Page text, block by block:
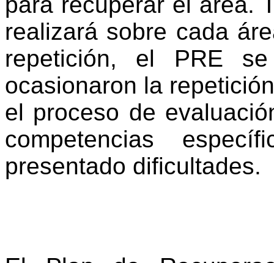
realizará sobre cada
repetición, el PRE
ocasionaron la
el proceso de
competencias
presentado